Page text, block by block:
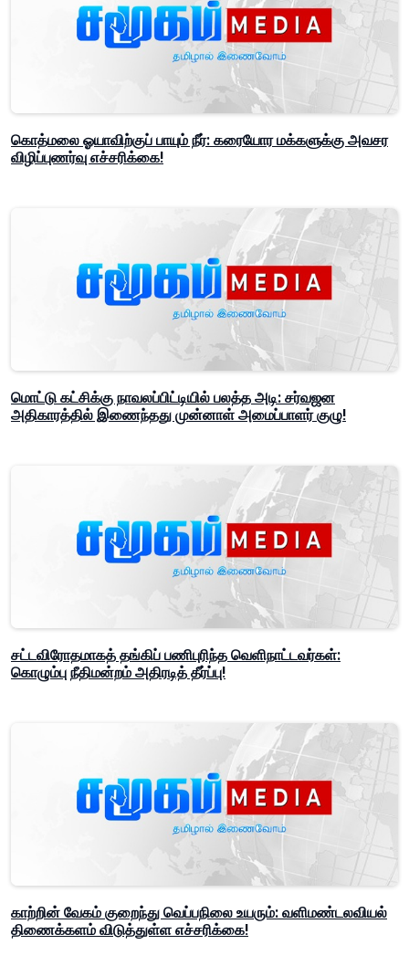
கொத்மலை ஓயாவிற்குப் பாயும் நீர்: கரையோர மக்களுக்கு அவசர
விழிப்புணர்வு எச்சரிக்கை!
மொட்டு கட்சிக்கு நாவலப்பிட்டியில் பலத்த அடி: சர்வஜன
அதிகாரத்தில் இணைந்தது முன்னாள் அமைப்பாளர் குழு!
சட்டவிரோதமாகத் தங்கிப் பணிபுரிந்த வெளிநாட்டவர்கள்:
கொழும்பு நீதிமன்றம் அதிரடித் தீர்ப்பு!
காற்றின் வேகம் குறைந்து வெப்பநிலை உயரும்: வளிமண்டலவியல்
திணைக்களம் விடுத்துள்ள எச்சரிக்கை!